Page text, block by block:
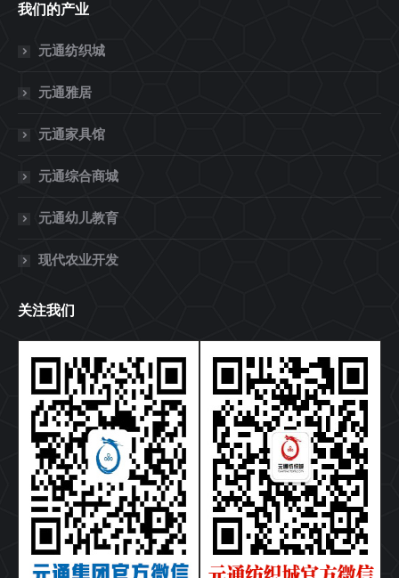
我们的产业
元通纺织城
元通雅居
元通家具馆
元通综合商城
元通幼儿教育
现代农业开发
关注我们